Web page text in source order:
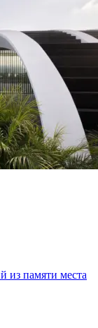
из памяти места